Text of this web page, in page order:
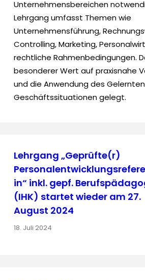
Unternehmensbereichen
Lehrgang umfasst Themen wie
Unternehmensführung,
Controlling, Marketing,
rechtliche Rahmenbedingungen.
besonderer Wert auf praxisnahe
und die Anwendung des
Geschäftssituationen gelegt.
Lehrgang „Geprüfte(r)
in“ inkl. gepf.
(IHK) startet wieder am 27.
August 2024
18. Juli 2024